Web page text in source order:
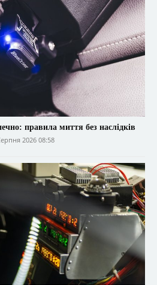
правила миття без наслідків
2026 08:58